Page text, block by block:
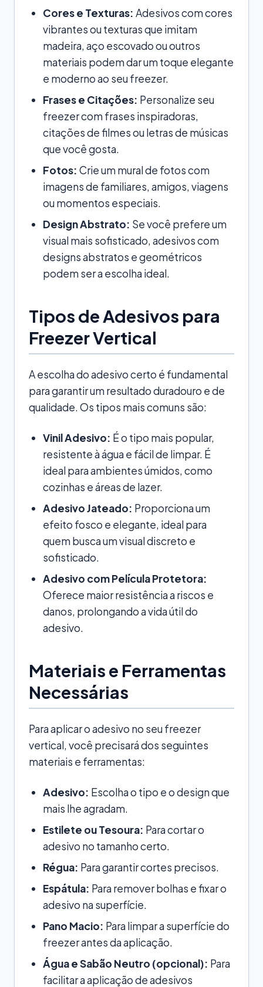
Cores e Texturas: Adesivos com cores
vibrantes ou texturas que imitam
madeira, aço escovado ou outros
materiais podem dar um toque elegante
e moderno ao seu freezer.
Frases e Citações: Personalize seu
freezer com frases inspiradoras,
citações de filmes ou letras de músicas
que você gosta.
Fotos: Crie um mural de fotos com
imagens de familiares, amigos, viagens
ou momentos especiais.
Design Abstrato: Se você prefere um
visual mais sofisticado, adesivos com
designs abstratos e geométricos
podem ser a escolha ideal.
Tipos de Adesivos para
Freezer Vertical
A escolha do adesivo certo é fundamental
para garantir um resultado duradouro e de
qualidade. Os tipos mais comuns são:
Vinil Adesivo: É o tipo mais popular,
resistente à água e fácil de limpar. É
ideal para ambientes úmidos, como
cozinhas e áreas de lazer.
Adesivo Jateado: Proporciona um
efeito fosco e elegante, ideal para
quem busca um visual discreto e
sofisticado.
Adesivo com Película Protetora:
Oferece maior resistência a riscos e
danos, prolongando a vida útil do
adesivo.
Materiais e Ferramentas
Necessárias
Para aplicar o adesivo no seu freezer
vertical, você precisará dos seguintes
materiais e ferramentas:
Adesivo: Escolha o tipo e o design que
mais lhe agradam.
Estilete ou Tesoura: Para cortar o
adesivo no tamanho certo.
Régua: Para garantir cortes precisos.
Espátula: Para remover bolhas e fixar o
adesivo na superfície.
Pano Macio: Para limpar a superfície do
freezer antes da aplicação.
Água e Sabão Neutro (opcional): Para
facilitar a aplicação de adesivos